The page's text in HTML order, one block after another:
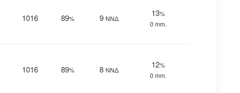
1016 89% 9 ΝΝΔ
13%
0 mm.
1016 89% 8 ΝΝΔ
12%
0 mm.